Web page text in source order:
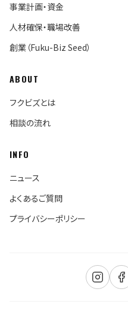
事業計画・資金
人材確保・職場改善
創業（Fuku-Biz Seed）
ABOUT
フクビズとは
相談の流れ
INFO
ニュース
よくあるご質問
プライバシーポリシー